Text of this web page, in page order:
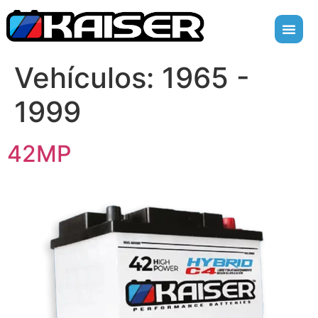
Vehículos: 1965 -
1999
42MP